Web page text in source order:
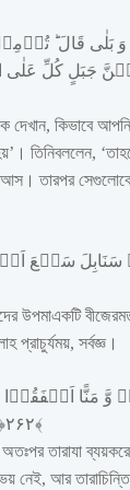
قَالَ بَلٰی وَ
عَلٰی کُلِّ جَبَلٍ
দেখান, কিভাবে আপনি
’ । তিনিবললেন, ‘
আস । তারপর
سَبۡعَ سَنَابِلَ
উপমাএকটি বীজের
প্রাচুর্যময়, সর্বজ্ঞ ।
اَنۡفَقُوۡا مَنًّا وَّ
۲۶۲﴾
অতঃপর তারাযা ব্যয়
নেই, আর তারা